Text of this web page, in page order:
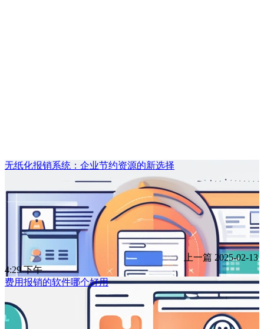
无纸化报销系统：企业节约资源的新选择
上一篇 2025-02-13
4:29 下午
费用报销的软件哪个好用